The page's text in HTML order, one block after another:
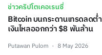
ข่าวคริปโตเคอเรนซี่
Bitcoin บนกระดานเทรดลดต่
เงินไหลออกกว่า $8 พันล้าน
Putawan Pulom 8 May 2026